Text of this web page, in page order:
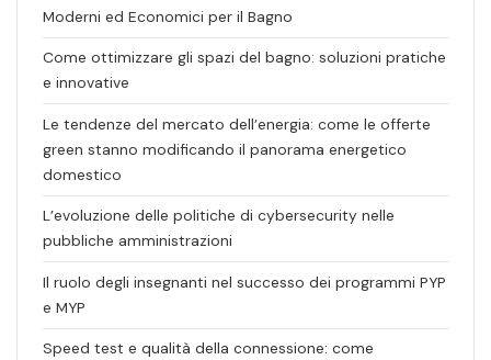
Moderni ed Economici per il Bagno
Come ottimizzare gli spazi del bagno: soluzioni pratiche
e innovative
Le tendenze del mercato dell’energia: come le offerte
green stanno modificando il panorama energetico
domestico
L’evoluzione delle politiche di cybersecurity nelle
pubbliche amministrazioni
Il ruolo degli insegnanti nel successo dei programmi PYP
e MYP
Speed test e qualità della connessione: come